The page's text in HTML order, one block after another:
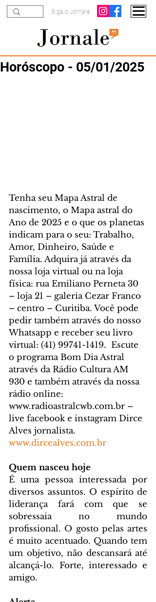
Siga o Jornale
Horóscopo - 05/01/2025
Tenha seu Mapa Astral de
nascimento, o Mapa astral do
Ano de 2025 e o que os planetas
indicam para o seu: Trabalho,
Amor, Dinheiro, Saúde e
Família. Adquira já através da
nossa loja virtual ou na loja
física: rua Emiliano Perneta 30
– loja 21 – galeria Cezar Franco
– centro – Curitiba. Você pode
pedir também através do nosso
Whatsapp e receber seu livro
virtual: (41) 99741-1419. Escute
o programa Bom Dia Astral
através da Rádio Cultura AM
930 e também através da nossa
rádio online:
www.radioastralcwb.com.br –
live facebook e instagram Dirce
Alves jornalista.
www.dircealves.com.br
Quem nasceu hoje
É uma pessoa interessada por
diversos assuntos. O espírito de
liderança fará com que se
sobressaia no mundo
profissional. O gosto pelas artes
é muito acentuado. Quando tem
um objetivo, não descansará até
alcançá-lo. Forte, interessado e
amigo.